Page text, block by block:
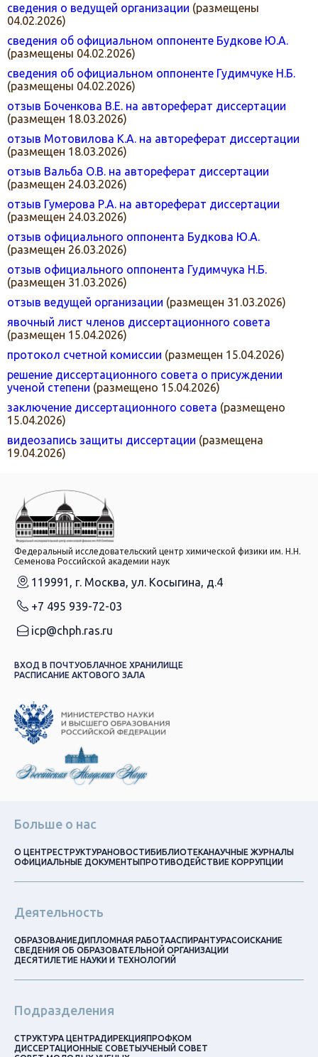
сведения о ведущей организации (размещены
04.02.2026)
сведения об официальном оппоненте Будкове Ю.А.
(размещены 04.02.2026)
сведения об официальном оппоненте Гудимчуке Н.Б.
(размещены 04.02.2026)
отзыв Боченкова В.Е. на автореферат диссертации
(размещен 18.03.2026)
отзыв Мотовилова К.А. на автореферат диссертации
(размещен 18.03.2026)
отзыв Вальба О.В. на автореферат диссертации
(размещен 24.03.2026)
отзыв Гумерова Р.А. на автореферат диссертации
(размещен 24.03.2026)
отзыв официального оппонента Будкова Ю.А.
(размещен 26.03.2026)
отзыв официального оппонента Гудимчука Н.Б.
(размещен 31.03.2026)
отзыв ведущей организации (размещен 31.03.2026)
явочный лист членов диссертационного совета
(размещен 15.04.2026)
протокол счетной комиссии (размещен 15.04.2026)
решение диссертационного совета о присуждении
ученой степени (размещено 15.04.2026)
заключение диссертационного совета (размещено
15.04.2026)
видеозапись защиты диссертации (размещена
19.04.2026)
Федеральный исследовательский центр химической физики им. Н.Н.
Семенова Российской академии наук
119991, г. Москва, ул. Косыгина, д.4
+7 495 939-72-03
icp@chph.ras.ru
ВХОД В ПОЧТУОБЛАЧНОЕ ХРАНИЛИЩЕ
РАСПИСАНИЕ АКТОВОГО ЗАЛА
Больше о нас
О ЦЕНТРЕСТРУКТУРАНОВОСТИБИБЛИОТЕКАНАУЧНЫЕ ЖУРНАЛЫ
ОФИЦИАЛЬНЫЕ ДОКУМЕНТЫПРОТИВОДЕЙСТВИЕ КОРРУПЦИИ
Деятельность
ОБРАЗОВАНИЕДИПЛОМНАЯ РАБОТААСПИРАНТУРАСОИСКАНИЕ
СВЕДЕНИЯ ОБ ОБРАЗОВАТЕЛЬНОЙ ОРГАНИЗАЦИИ
ДЕСЯТИЛЕТИЕ НАУКИ И ТЕХНОЛОГИЙ
Подразделения
СТРУКТУРА ЦЕНТРАДИРЕКЦИЯПРОФКОМ
ДИССЕРТАЦИОННЫЕ СОВЕТЫУЧЕНЫЙ СОВЕТ